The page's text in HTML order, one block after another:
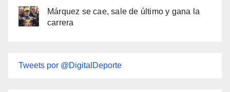
Márquez se cae, sale de último y gana la
carrera
Tweets por @DigitalDeporte